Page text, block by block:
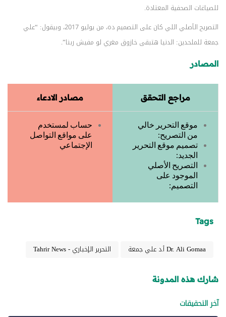
للصياغات الصحفية المعتادة.
التصريح الأصلي اللي كان على التصميم ده، من يوليو 2017، وبيقول: “علي
جمعة للملحدين: الدنيا هتبقى خازوق مغري لو مفيش ربنا”.
المصادر
مراجع التحقق مصادر الادعاء
موقع التحرير خالي
من التصريح:
تصميم موقع التحرير
الجديد:
التصريح الأصلي
الموجود على
التصميم:
حساب لمستخدم
على مواقع التواصل
الإجتماعي
Tags
Dr. Ali Gomaa أ.د علي جمعة التحرير الإخباري - Tahrir News
شارك هذه المدونة
آخر التحقيقات